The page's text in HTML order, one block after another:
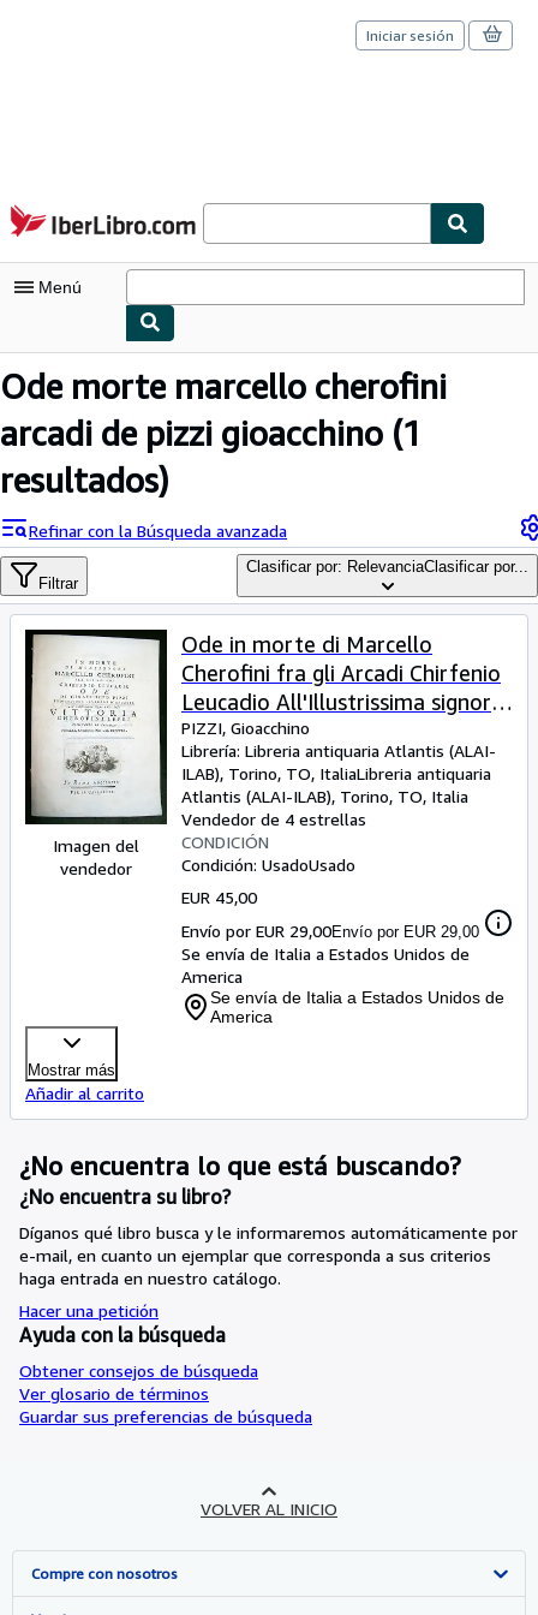
Pasar al contenido principal
IberLibro.com
Iniciar sesión
Menú
Mi cuenta
Consultar mis pedidos
Búsqueda avanzada
Colecciones
Libros antiguos
Arte y coleccionismo
Vendedores
Comenzar a vender
Ayuda
CERRAR
Ode morte marcello cherofini
arcadi de pizzi gioacchino (1
resultados)
Refinar con la Búsqueda avanzada
Filtrar
Clasificar por: RelevanciaClasificar por...
Imagen del
vendedor
Ode in morte di Marcello
Cherofini fra gli Arcadi Chirfenio
Leucadio All'Illustrissima signora
Marchesa Vittoria Cherofini Lepri
Dimorante in Firenze, Sorella
amatissima del defunto.
PIZZI, Gioacchino
Librería: Libreria antiquaria Atlantis (ALAI-
ILAB), Torino, TO, ItaliaLibreria antiquaria
Atlantis (ALAI-ILAB), Torino, TO, Italia
Vendedor de 4 estrellas
CONDICIÓN
Condición: UsadoUsado
EUR 45,00
Envío por EUR 29,00Envío por EUR 29,00
Se envía de Italia a Estados Unidos de
America
Se envía de Italia a Estados Unidos de
America
Mostrar más
Añadir al carrito
¿No encuentra lo que está buscando?
¿No encuentra su libro?
Díganos qué libro busca y le informaremos automáticamente por
e-mail, en cuanto un ejemplar que corresponda a sus criterios
haga entrada en nuestro catálogo.
Hacer una petición
Ayuda con la búsqueda
Obtener consejos de búsqueda
Ver glosario de términos
Guardar sus preferencias de búsqueda
VOLVER AL INICIO
Compre con nosotros